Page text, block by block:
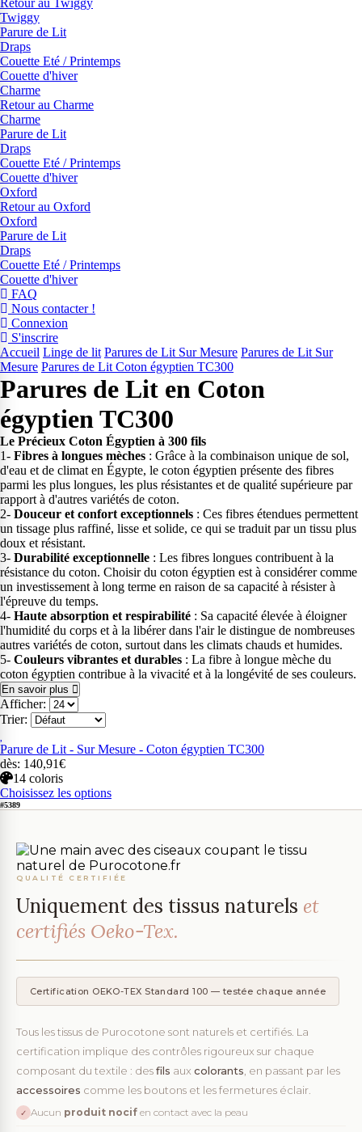
Retour au Twiggy
Twiggy
Parure de Lit
Draps
Couette Eté / Printemps
Couette d'hiver
Charme
Retour au Charme
Charme
Parure de Lit
Draps
Couette Eté / Printemps
Couette d'hiver
Oxford
Retour au Oxford
Oxford
Parure de Lit
Draps
Couette Eté / Printemps
Couette d'hiver
FAQ
Nous contacter !
Connexion
S'inscrire
Accueil Linge de lit Parures de Lit Sur Mesure Parures de Lit Sur
Mesure Parures de Lit Coton égyptien TC300
Parures de Lit en Coton
égyptien TC300
Le Précieux Coton Égyptien à 300 fils
1- Fibres à longues mèches : Grâce à la combinaison unique de sol,
d'eau et de climat en Égypte, le coton égyptien présente des fibres
parmi les plus longues, les plus résistantes et de qualité supérieure par
rapport à d'autres variétés de coton.
2- Douceur et confort exceptionnels : Ces fibres étendues permettent
un tissage plus raffiné, lisse et solide, ce qui se traduit par un tissu plus
doux et résistant.
3- Durabilité exceptionnelle : Les fibres longues contribuent à la
résistance du coton. Choisir du coton égyptien est à considérer comme
un investissement à long terme en raison de sa capacité à résister à
l'épreuve du temps.
4- Haute absorption et respirabilité : Sa capacité élevée à éloigner
l'humidité du corps et à la libérer dans l'air le distingue de nombreuses
autres variétés de coton, surtout dans les climats chauds et humides.
5- Couleurs vibrantes et durables : La fibre à longue mèche du
coton égyptien contribue à la vivacité et à la longévité de ses couleurs.
En savoir plus
Afficher:
Trier:
Parure de Lit - Sur Mesure - Coton égyptien TC300
dès: 140,91€
14 coloris
Choisissez les options
#5389
QUALITÉ CERTIFIÉE
Uniquement des tissus naturels et
certifiés Oeko-Tex.
Certification OEKO-TEX Standard 100 — testée chaque année
Tous les tissus de Purocotone sont naturels et certifiés. La
certification implique des contrôles rigoureux sur chaque
composant du textile : desfils aux colorants , en passant par les
accessoires comme les boutons et les fermetures éclair.
✓ Aucun produit nocif en contact avec la peau